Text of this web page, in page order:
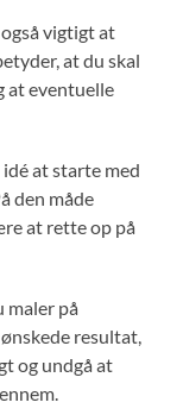
vigtigt at
at du skal
at eventuelle
at starte med
den måde
at rette op på
maler på
resultat,
og undgå at